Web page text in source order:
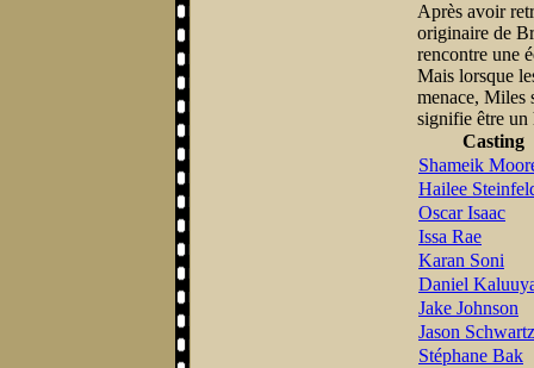
Après avoir
originaire de
rencontre une
Mais lorsque
menace, Miles
signifie être un
Casting
Shameik
Hailee
Oscar Isaac
Issa Rae
Karan Soni
Daniel
Jake Johnson
Jason
Stéphane Bak